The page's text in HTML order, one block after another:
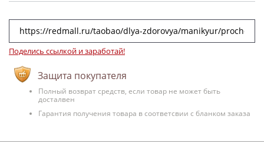
Поделись ссылкой и заработай!
Защита покупателя
Полный возврат средств, если товар не может быть
досталвен
Гарантия получения товара в соответсвии с бланком заказа